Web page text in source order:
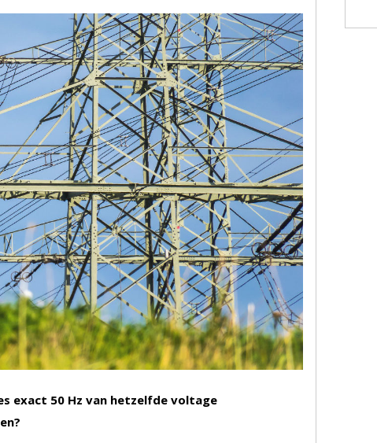
exact 50 Hz van hetzelfde voltage